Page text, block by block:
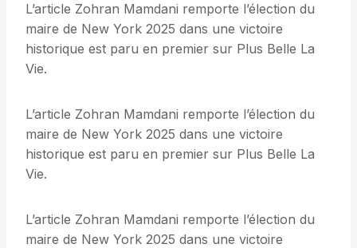
L’article Zohran Mamdani remporte l’élection du
maire de New York 2025 dans une victoire
historique est paru en premier sur Plus Belle La
Vie.
L’article Zohran Mamdani remporte l’élection du
maire de New York 2025 dans une victoire
historique est paru en premier sur Plus Belle La
Vie.
L’article Zohran Mamdani remporte l’élection du
maire de New York 2025 dans une victoire